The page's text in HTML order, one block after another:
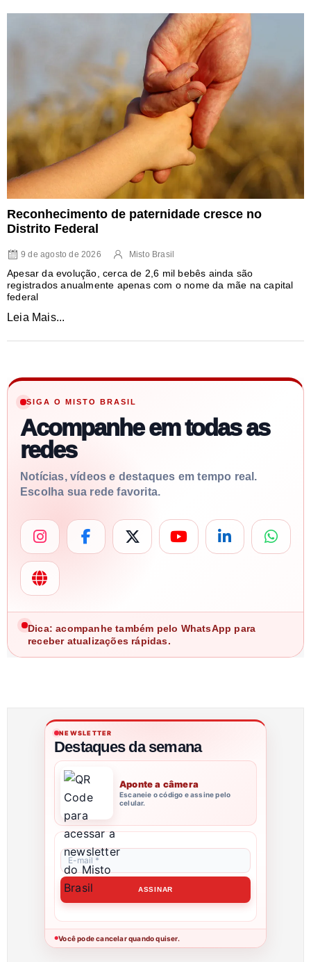
Reconhecimento de paternidade cresce no
Distrito Federal
9 de agosto de 2026 Misto Brasil
Apesar da evolução, cerca de 2,6 mil bebês ainda são
registrados anualmente apenas com o nome da mãe na capital
federal
Leia Mais...
SIGA O MISTO BRASIL
Acompanhe em todas as
redes
Notícias, vídeos e destaques em tempo real.
Escolha sua rede favorita.
Dica: acompanhe também pelo WhatsApp para
receber atualizações rápidas.
NEWSLETTER
Destaques da semana
Aponte a câmera
Escaneie o código e assine pelo
celular.
●Você pode cancelar quando quiser.